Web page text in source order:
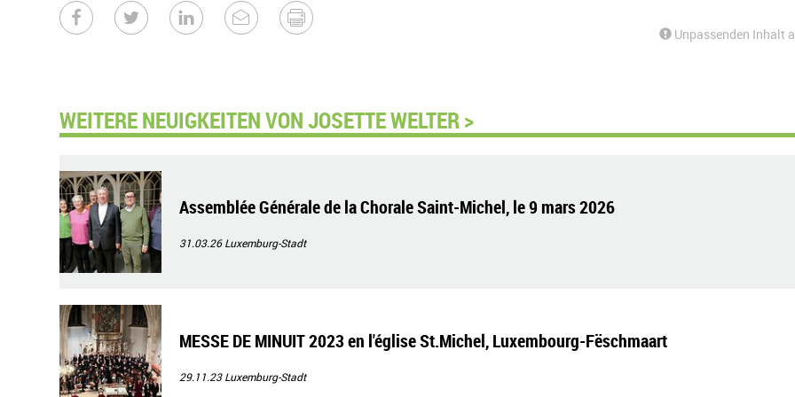
Unpassenden Inhalt
WEITERE NEUIGKEITEN VON JOSETTE WELTER >
Assemblée Générale de la Chorale Saint-Michel, le 9 mars 2026
31.03.26Luxemburg-Stadt
MESSE DE MINUIT 2023 en l'église St.Michel, Luxembourg-Fëschmaart
29.11.23Luxemburg-Stadt